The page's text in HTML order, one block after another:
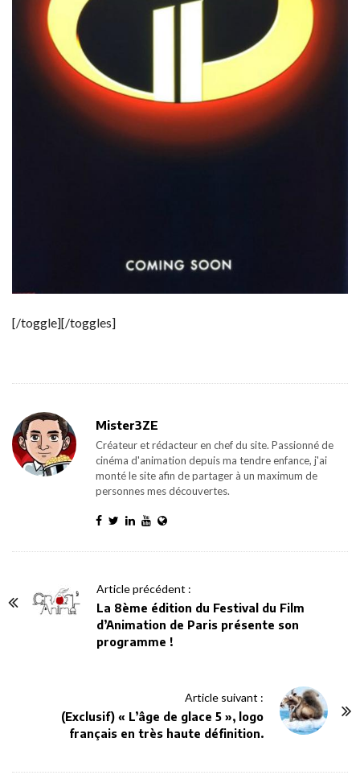
[/toggle][/toggles]
Mister3ZE
Créateur et rédacteur en chef du site. Passionné de
cinéma d'animation depuis ma tendre enfance, j'ai
monté le site afin de partager à un maximum de
personnes mes découvertes.
Article précédent :
La 8ème édition du Festival du Film
d’Animation de Paris présente son
programme !
Article suivant :
(Exclusif) « L’âge de glace 5 », logo
français en très haute définition.